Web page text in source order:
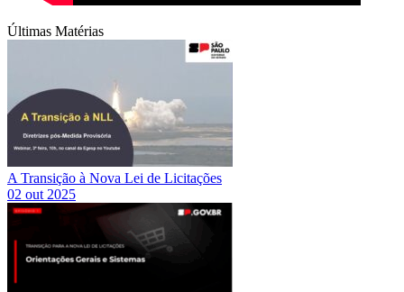
Últimas Matérias
A Transição à Nova Lei de Licitações
02 out 2025